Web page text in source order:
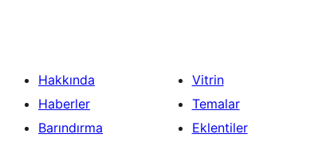
Hakkında
Haberler
Barındırma
Vitrin
Temalar
Eklentiler